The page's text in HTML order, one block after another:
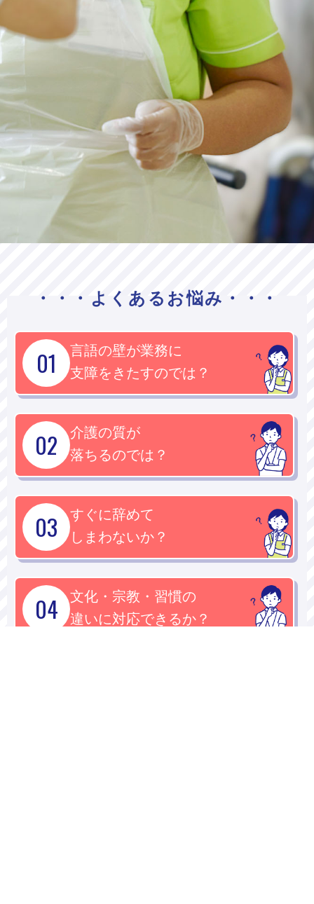
・・・よくあるお悩み・・・
01
言語の壁が業務に
支障をきたすのでは？
02
介護の質が
落ちるのでは？
03
すぐに辞めて
しまわないか？
04
文化・宗教・習慣の
違いに対応できるか？